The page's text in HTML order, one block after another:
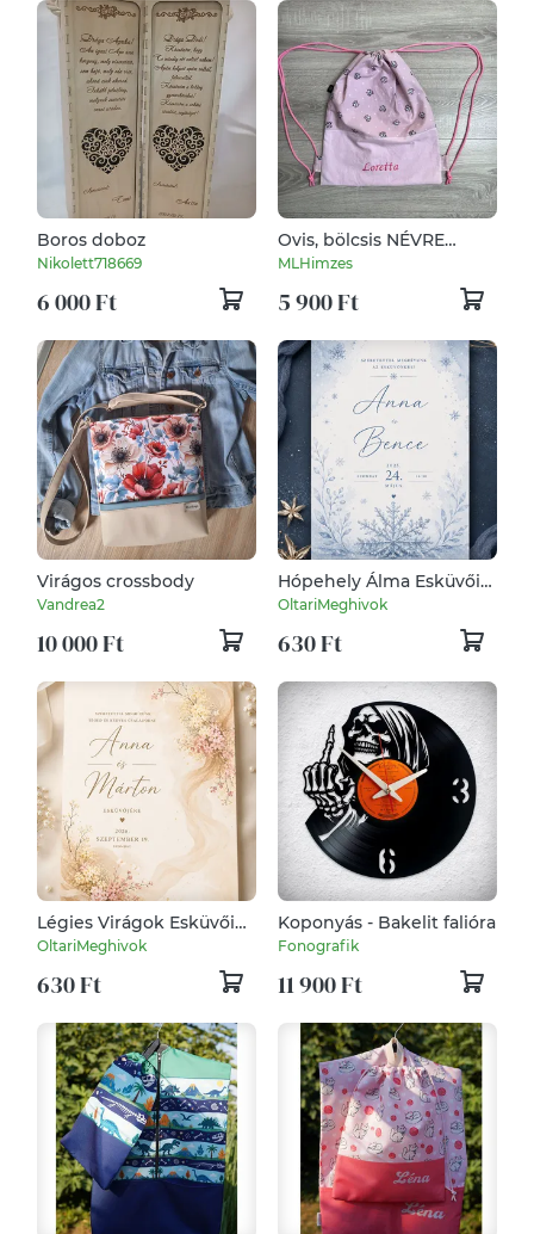
Boros doboz
Nikolett718669
6 000 Ft
Ovis, bölcsis NÉVRE
SZÓLÓ
hátitáska
MLHimzes
5 900 Ft
Virágos crossbody
Vandrea2
10 000 Ft
Hópehely Álma Esküvői
Meghívó
OltariMeghivok
630 Ft
Légies Virágok Esküvői
Meghívó
OltariMeghivok
630 Ft
Koponyás - Bakelit falióra
Fonografik
11 900 Ft